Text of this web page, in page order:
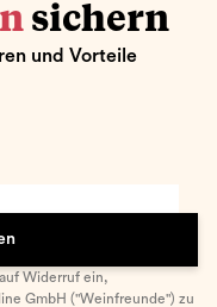
sichern
und Vorteile
Widerruf ein,
GmbH ("Weinfreunde") zu